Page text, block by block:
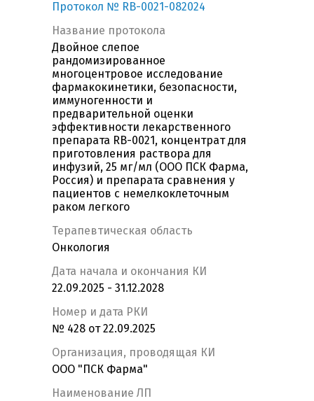
Протокол № RB-0021-082024
Название протокола
Двойное слепое
рандомизированное
многоцентровое исследование
фармакокинетики, безопасности,
иммуногенности и
предварительной оценки
эффективности лекарственного
препарата RB-0021, концентрат для
приготовления раствора для
инфузий, 25 мг/мл (ООО ПСК Фарма,
Россия) и препарата сравнения у
пациентов с немелкоклеточным
раком легкого
Терапевтическая область
Онкология
Дата начала и окончания КИ
22.09.2025 - 31.12.2028
Номер и дата РКИ
№ 428 от 22.09.2025
Организация, проводящая КИ
ООО "ПСК Фарма"
Наименование ЛП